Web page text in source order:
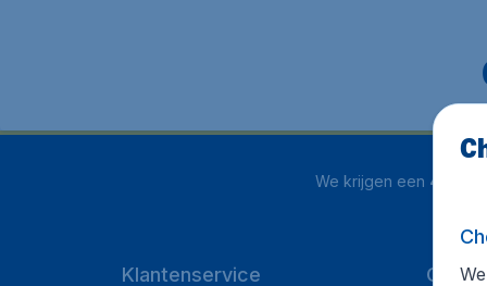
We krijgen een 4.1 uit 5
Klantenservice